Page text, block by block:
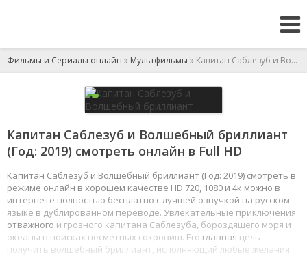
Фильмы и Сериалы онлайн » Мультфильмы » Капитан Саблезуб и Волшебный бриллиант
Капитан Саблезуб и Волшебный бриллиант
(Год: 2019) смотреть онлайн в Full HD
Капитан Саблезуб и Волшебный бриллиант (Год: 2019) смотреть в
режиме онлайн в хорошем качестве HD 720, 1080 и 4к можно в
интернете полностью бесплатно с лучшей озвучкой на русском
языке в дублированном переводе. Увлекательные приключения
отважного и грозного капитана Саблезуба, бороздящего моря и
океаны в поисках несметных сокровищ. Его главная цель -
получить волшебный бриллиант, исполняющий любые желания.